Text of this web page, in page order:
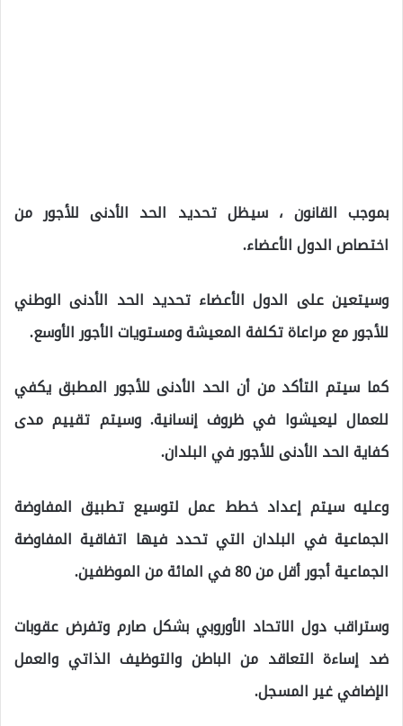
بموجب القانون ، سيظل تحديد الحد الأدنى للأجور من
اختصاص الدول الأعضاء.
وسيتعين على الدول الأعضاء تحديد الحد الأدنى الوطني
للأجور مع مراعاة تكلفة المعيشة ومستويات الأجور الأوسع.
كما سيتم التأكد من أن الحد الأدنى للأجور المطبق يكفي
للعمال ليعيشوا في ظروف إنسانية. وسيتم تقييم مدى
كفاية الحد الأدنى للأجور في البلدان.
وعليه سيتم إعداد خطط عمل لتوسيع تطبيق المفاوضة
الجماعية في البلدان التي تحدد فيها اتفاقية المفاوضة
الجماعية أجور أقل من 80 في المائة من الموظفين.
وستراقب دول الاتحاد الأوروبي بشكل صارم وتفرض عقوبات
ضد إساءة التعاقد من الباطن والتوظيف الذاتي والعمل
الإضافي غير المسجل.